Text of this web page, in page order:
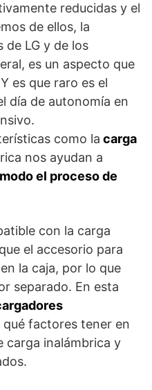
reducidas y el
de ellos, la
de LG y de los
es un aspecto que
es que raro es el
día de autonomía en
como la carga
nos ayudan a
el proceso de
con la carga
el accesorio para
la caja, por lo que
separado. En esta
qué factores tener en
carga inalámbrica y